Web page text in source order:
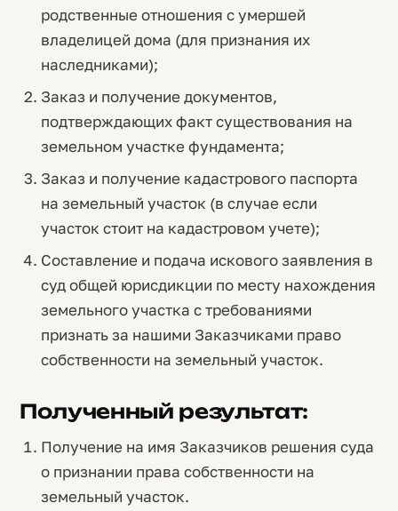
родственные отношения с умершей
владелицей дома (для признания их
наследниками);
Заказ и получение документов,
подтверждающих факт существования на
земельном участке фундамента;
Заказ и получение кадастрового паспорта
на земельный участок (в случае если
участок стоит на кадастровом учете);
Составление и подача искового заявления в
суд общей юрисдикции по месту нахождения
земельного участка с требованиями
признать за нашими Заказчиками право
собственности на земельный участок.
Полученный результат:
Получение на имя Заказчиков решения суда
о признании права собственности на
земельный участок.